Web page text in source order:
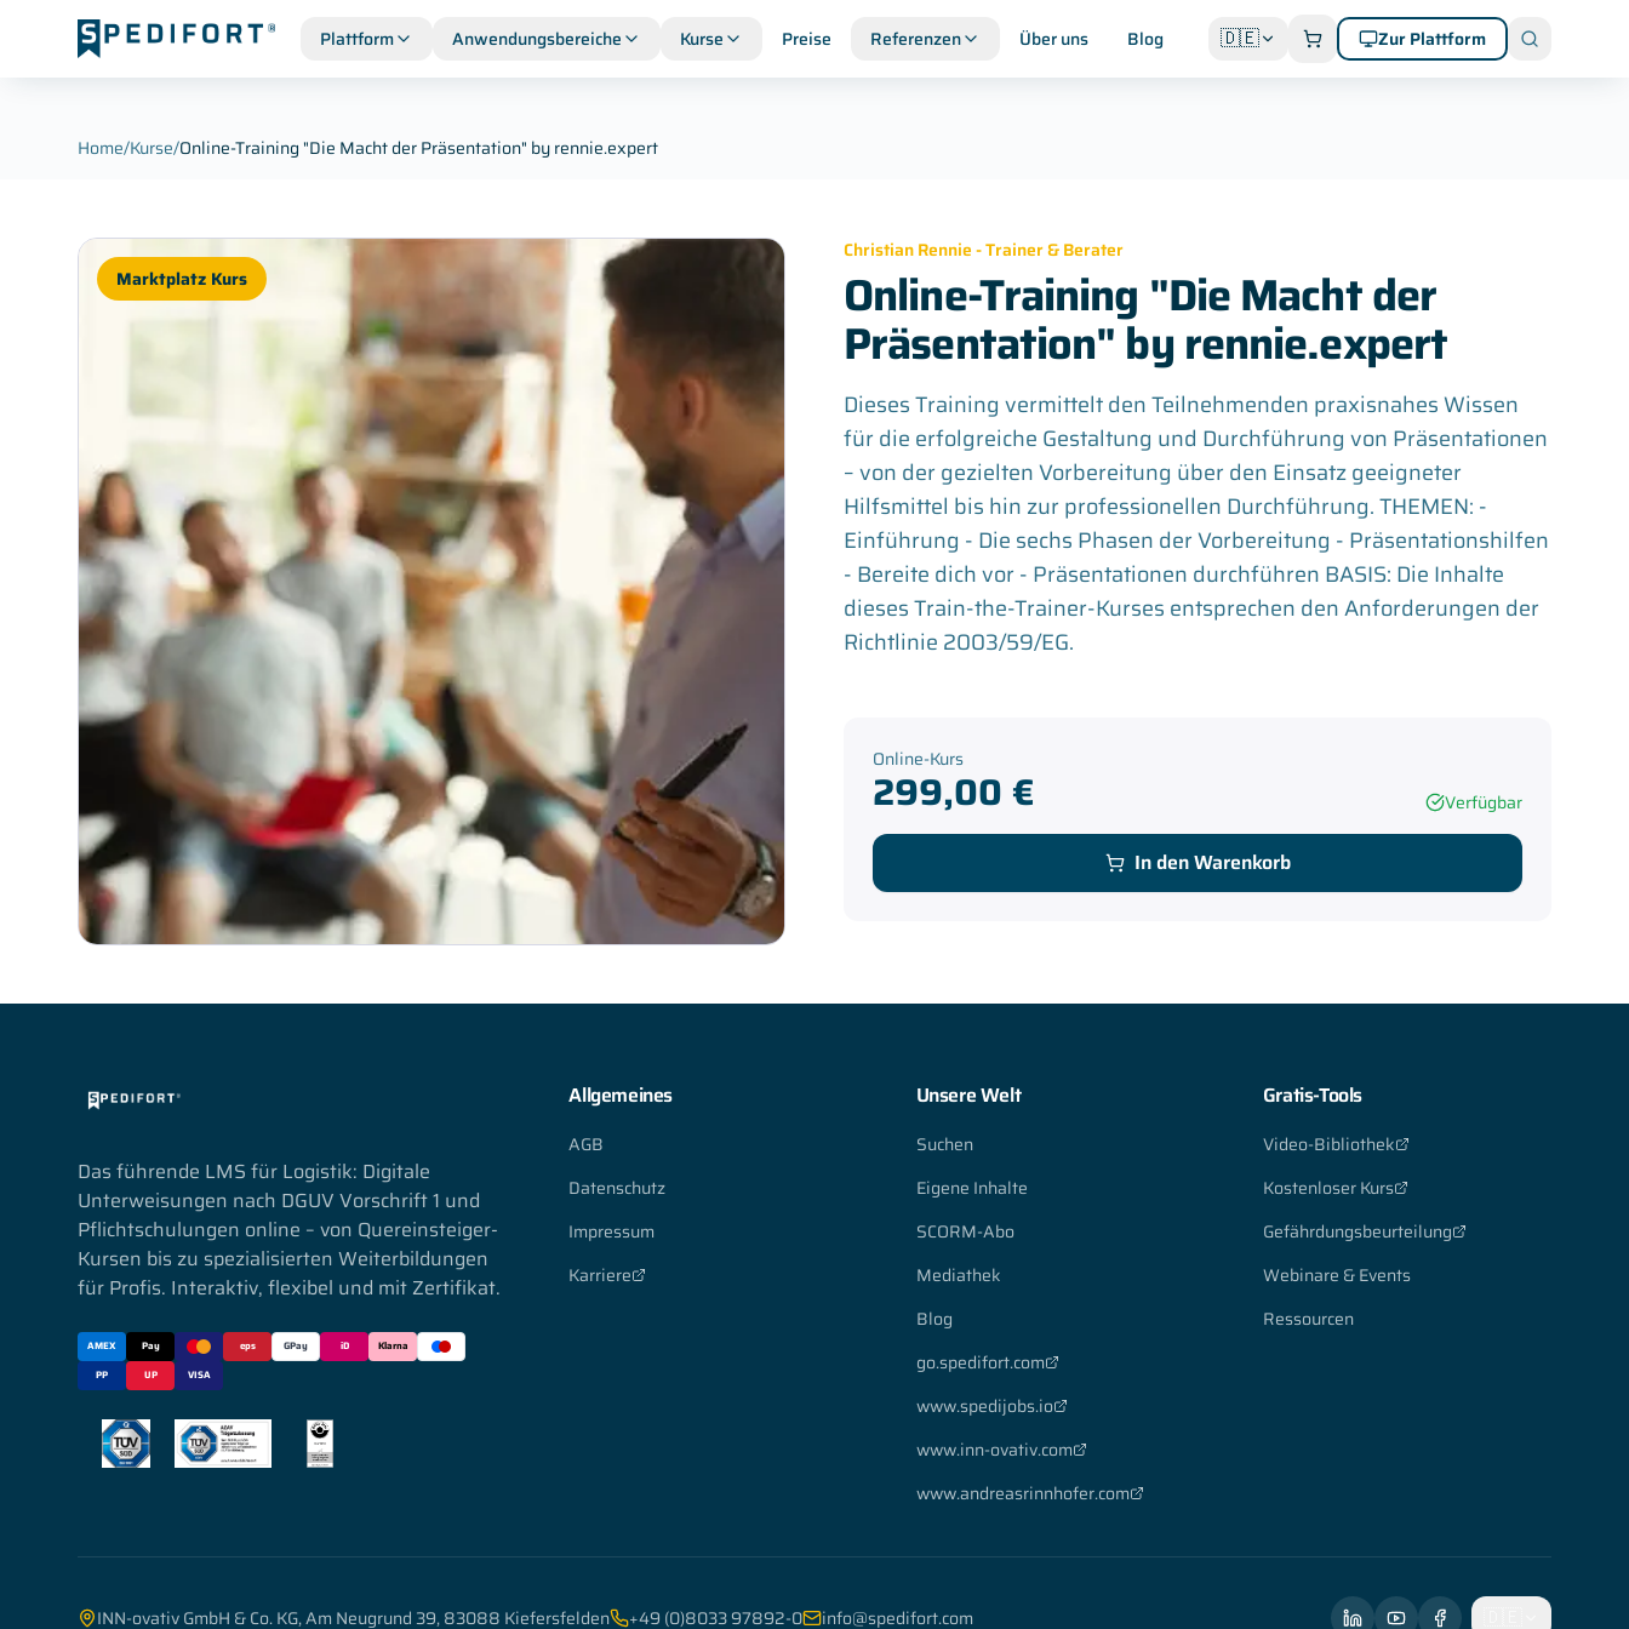
Plattform Anwendungsbereiche Kurse Preise Referenzen Über uns Blog 🇩🇪 Zur Plattform
Home/Kurse/Online-Training "Die Macht der Präsentation" by rennie.expert
Marktplatz Kurs
Christian Rennie - Trainer & Berater
Online-Training "Die Macht der
Präsentation" by rennie.expert
Dieses Training vermittelt den Teilnehmenden praxisnahes Wissen
für die erfolgreiche Gestaltung und Durchführung von Präsentationen
– von der gezielten Vorbereitung über den Einsatz geeigneter
Hilfsmittel bis hin zur professionellen Durchführung. THEMEN: -
Einführung - Die sechs Phasen der Vorbereitung - Präsentationshilfen
- Bereite dich vor - Präsentationen durchführen BASIS: Die Inhalte
dieses Train-the-Trainer-Kurses entsprechen den Anforderungen der
Richtlinie 2003/59/EG.
Online-Kurs
299,00 € Verfügbar
In den Warenkorb
Das führende LMS für Logistik: Digitale
Unterweisungen nach DGUV Vorschrift 1 und
Pflichtschulungen online – von Quereinsteiger-
Kursen bis zu spezialisierten Weiterbildungen
für Profis. Interaktiv, flexibel und mit Zertifikat.
AMEX Pay eps GPay iD
Klarna
PP
UP VISA
Allgemeines
AGB
Datenschutz
Impressum
Karriere
Unsere Welt
Suchen
Eigene Inhalte
SCORM-Abo
Mediathek
Blog
go.spedifort.com
www.spedijobs.io
www.inn-ovativ.com
www.andreasrinnhofer.com
Gratis-Tools
Video-Bibliothek
Kostenloser Kurs
Gefährdungsbeurteilung
Webinare & Events
Ressourcen
INN-ovativ GmbH & Co. KG, Am Neugrund 39, 83088 Kiefersfelden +49 (0)8033 97892-0 info@spedifort.com